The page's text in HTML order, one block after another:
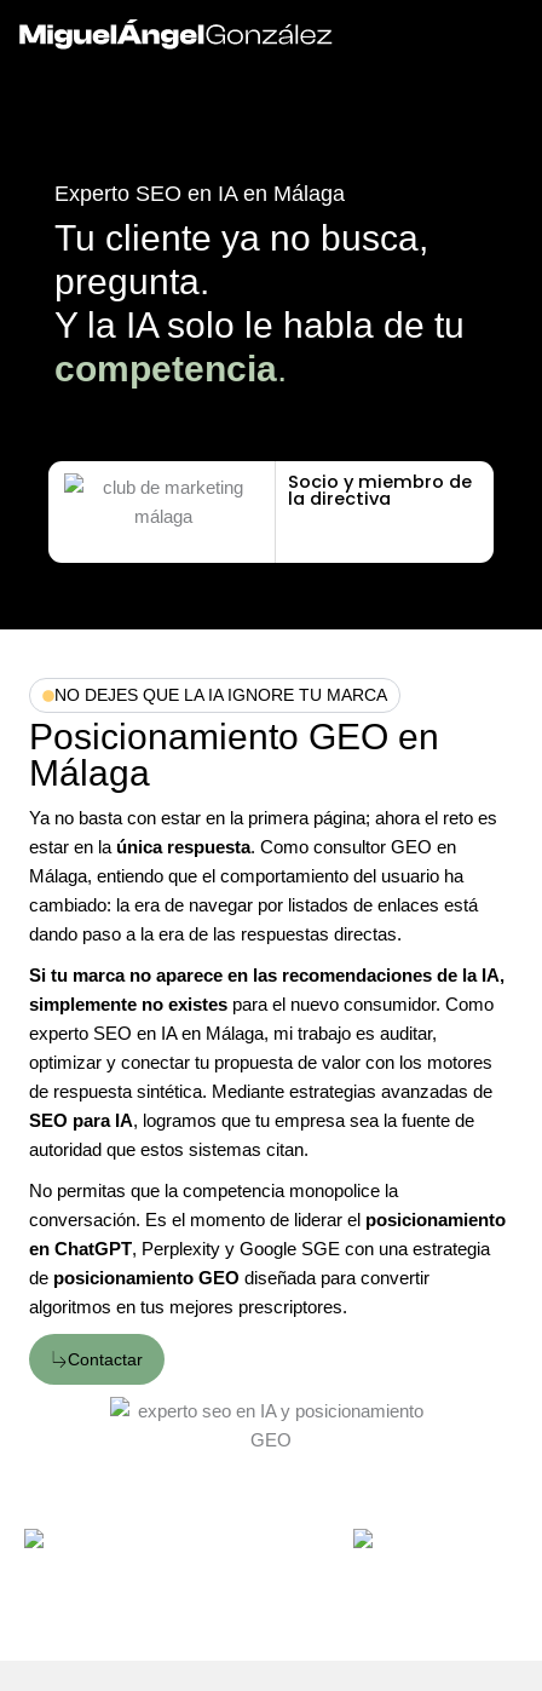
Experto SEO en IA en Málaga
Tu cliente ya no busca,
pregunta.
Y la IA solo le habla de tu
competencia.
Socio y miembro de
la directiva
NO DEJES QUE LA IA IGNORE TU MARCA
Posicionamiento GEO en
Málaga
Ya no basta con estar en la primera página; ahora el reto es
estar en la única respuesta. Como consultor GEO en
Málaga, entiendo que el comportamiento del usuario ha
cambiado: la era de navegar por listados de enlaces está
dando paso a la era de las respuestas directas.
Si tu marca no aparece en las recomendaciones de la IA,
simplemente no existes para el nuevo consumidor. Como
experto SEO en IA en Málaga, mi trabajo es auditar,
optimizar y conectar tu propuesta de valor con los motores
de respuesta sintética. Mediante estrategias avanzadas de
SEO para IA, logramos que tu empresa sea la fuente de
autoridad que estos sistemas citan.
No permitas que la competencia monopolice la
conversación. Es el momento de liderar el posicionamiento
en ChatGPT, Perplexity y Google SGE con una estrategia
de posicionamiento GEO diseñada para convertir
algoritmos en tus mejores prescriptores.
Contactar